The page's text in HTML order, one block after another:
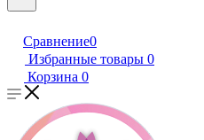
Сравнение0
Избранные товары 0
Корзина 0